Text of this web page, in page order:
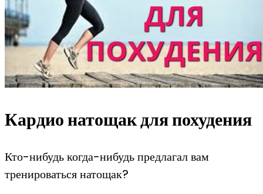
Кардио натощак для похудения
Кто-нибудь когда-нибудь предлагал вам
тренироваться натощак?